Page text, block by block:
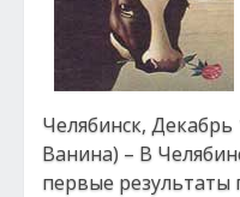
Челябинск,
Ванина) – В
первые